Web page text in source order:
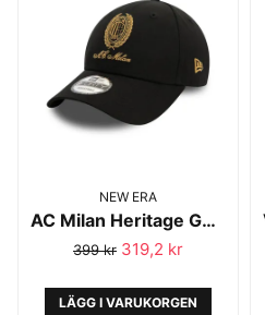
NEW ERA
AC Milan Heritage Gold Black 9forty adjustable Cap - New Era
399 kr 319,2 kr
LÄGG I VARUKORGEN